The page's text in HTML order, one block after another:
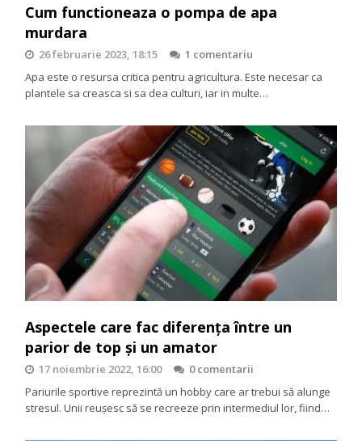
Cum functioneaza o pompa de apa
murdara
26 februarie 2023, 18:15
1 comentariu
Apa este o resursa critica pentru agricultura. Este necesar ca
plantele sa creasca si sa dea culturi, iar in multe…
Aspectele care fac diferența între un
parior de top și un amator
17 noiembrie 2022, 16:00
0 comentarii
Pariurile sportive reprezintă un hobby care ar trebui să alunge
stresul. Unii reușesc să se recreeze prin intermediul lor, fiind…